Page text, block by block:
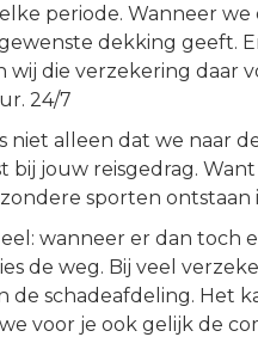
periode. Wanneer we
dekking geeft.
wij die verzekering daar
24/7
alleen dat we naar
bij jouw reisgedrag.
sporten ontstaan
wanneer er dan toch
de weg. Bij veel
de schadeafdeling. Het
voor je ook gelijk de